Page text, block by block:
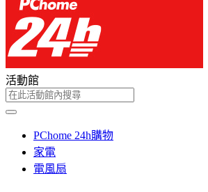
活動館
PChome 24h購物
家電
電風扇